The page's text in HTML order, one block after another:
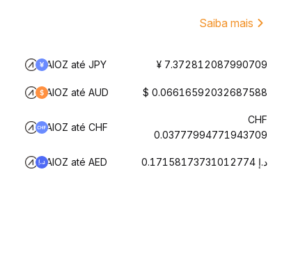
Saiba mais
AIOZ até JPY ¥ 7.372812087990709
AIOZ até AUD $ 0.06616592032687588
AIOZ até CHF
CHF
0.03777994771943709
AIOZ até AED د.إ 0.17158173731012774